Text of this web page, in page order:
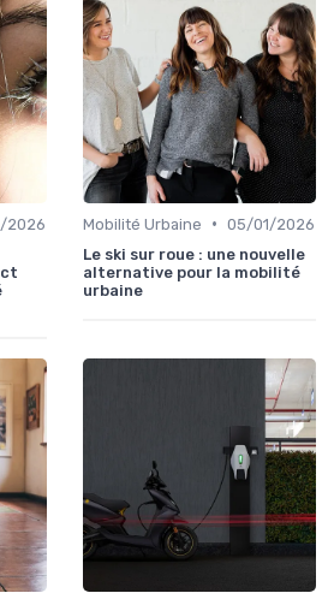
2026
Mobilité Urbaine • 05/01/2026
Le ski sur roue : une nouvelle
alternative pour la mobilité
urbaine